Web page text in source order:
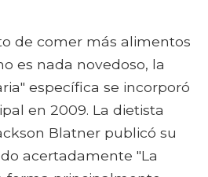
de comer más alimentos
es nada novedoso, la
específica se incorporó
en 2009. La dietista
Blatner publicó su
acertadamente "La